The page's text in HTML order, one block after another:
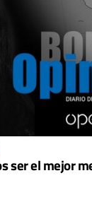
ser el mejor